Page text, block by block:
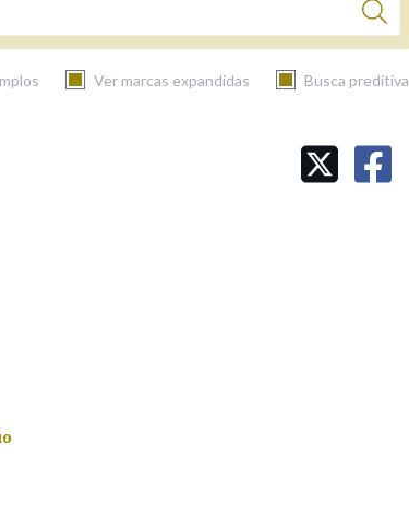
Ver marcas expandidas Busca preditiva